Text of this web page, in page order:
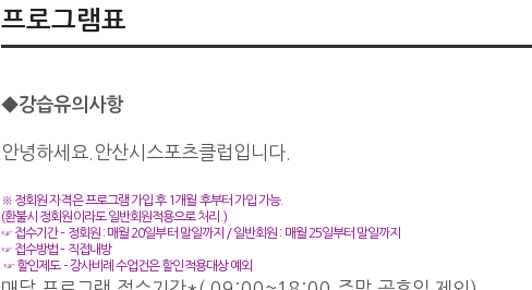
프로그램표
◆강습유의사항
안녕하세요.안산시스포츠클럽입니다.
※ 정회원 자격은 프로그램 가입 후 1 개월 후부터 가입 가능.
(환불시 정회원이라도 일반회원적용으로 처리 .)
☞ 접수기간– 정회원 : 매월 20일부터 말일까지 /일반회원 : 매월 25일부터 말일까지
☞ 접수방법– 직접내방
☞ 할인제도–강사비례 수업건은 할인적용대상 예외